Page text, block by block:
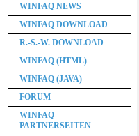
WINFAQ NEWS
WINFAQ DOWNLOAD
R.-S.-W. DOWNLOAD
WINFAQ (HTML)
WINFAQ (JAVA)
FORUM
WINFAQ-
PARTNERSEITEN